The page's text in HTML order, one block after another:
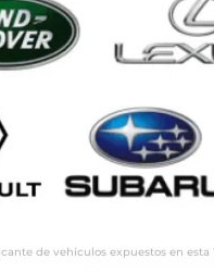
de vehículos expuestos en